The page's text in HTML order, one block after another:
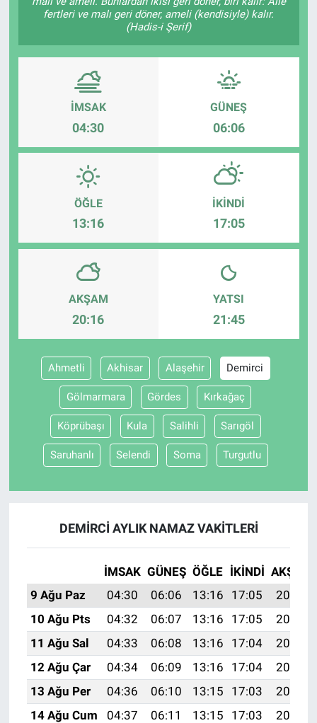
fertleri ve malı geri döner, ameli (kendisiyle) kalır.
(Hadis-i Şerif)
İMSAK
04:30
GÜNEŞ
06:06
ÖĞLE
13:16
İKINDI
17:05
AKŞAM
20:16
YATSI
21:45
Ahmetli Akhisar Alaşehir Demirci
Gölmarmara Gördes Kırkağaç
Köprübaşı Kula Salihli Sarıgöl
Saruhanlı Selendi Soma Turgutlu
DEMIRCI AYLIK NAMAZ VAKITLERI
İMSAK GÜNEŞ ÖĞLE İKINDI AKŞAM
9 Ağu Paz
04:30 06:06 13:16 17:05
20:16
10 Ağu Pts
04:32 06:07 13:16 17:05
20:15
11 Ağu Sal
04:33 06:08 13:16 17:04
20:14
12 Ağu Çar
04:34 06:09 13:16 17:04
20:12
13 Ağu Per
04:36 06:10 13:15 17:03
20:11
14 Ağu Cum
04:37 06:11 13:15 17:03
20:10